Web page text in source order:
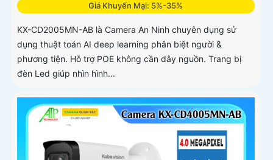
Giá Khuyến Mại: 5%-35%
KX-CD2005MN-AB là Camera An Ninh chuyên dụng sử
dụng thuật toán AI deep learning phân biệt người &
phương tiện. Hỗ trợ POE không cần dây nguồn. Trang bị
đèn Led giúp nhìn hình...